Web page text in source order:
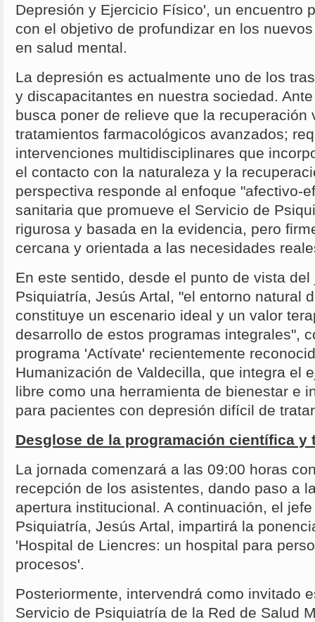
Depresión y Ejercicio Físico', un encuentro
con el objetivo de profundizar en los
en salud mental.
La depresión es actualmente uno de los
y discapacitantes en nuestra sociedad.
busca poner de relieve que la recuperación
tratamientos farmacológicos avanzados;
intervenciones multidisciplinares que
el contacto con la naturaleza y la
perspectiva responde al enfoque "afectivo-
sanitaria que promueve el Servicio de
rigurosa y basada en la evidencia, pero
cercana y orientada a las necesidades
En este sentido, desde el punto de vista
Psiquiatría, Jesús Artal, "el entorno natural
constituye un escenario ideal y un valor
desarrollo de estos programas integrales",
programa 'Actívate' recientemente
Humanización de Valdecilla, que integra el
libre como una herramienta de bienestar e
para pacientes con depresión difícil de
Desglose de la programación científica y
La jornada comenzará a las 09:00 horas
recepción de los asistentes, dando paso a
apertura institucional. A continuación, el
Psiquiatría, Jesús Artal, impartirá la
'Hospital de Liencres: un hospital para
procesos'.
Posteriormente, intervendrá como invitado
Servicio de Psiquiatría de la Red de Salud